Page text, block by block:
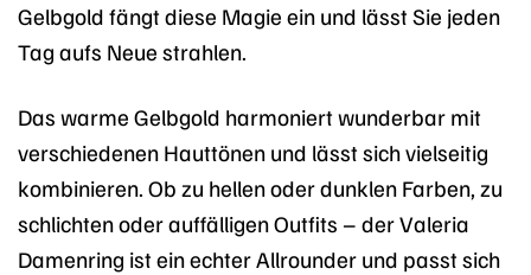
Gelbgold fängt diese Magie ein und lässt Sie jeden
Tag aufs Neue strahlen.
Das warme Gelbgold harmoniert wunderbar mit
verschiedenen Hauttönen und lässt sich vielseitig
kombinieren. Ob zu hellen oder dunklen Farben, zu
schlichten oder auffälligen Outfits – der Valeria
Damenring ist ein echter Allrounder und passt sich